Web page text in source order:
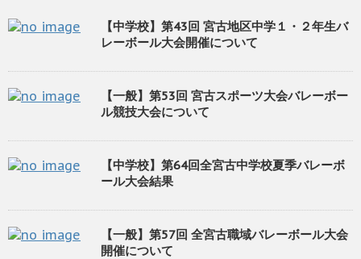
【中学校】第43回 宮古地区中学１・２年生バ
レーボール大会開催について
【一般】第53回 宮古スポーツ大会バレーボー
ル競技大会について
【中学校】第64回全宮古中学校夏季バレーボ
ール大会結果
【一般】第57回 全宮古職域バレーボール大会
開催について